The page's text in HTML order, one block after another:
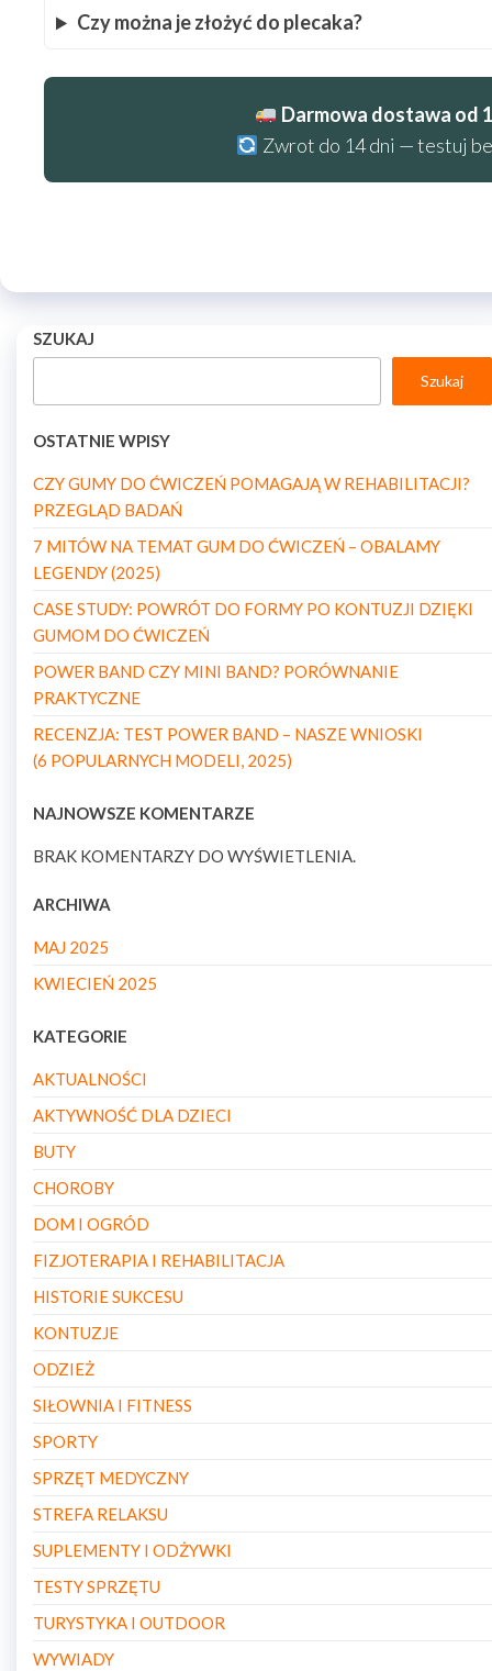
Czy można je złożyć do plecaka?
Darmowa dostawa od
Zwrot do 14 dni — testuj
SZUKAJ
Szukaj
OSTATNIE WPISY
CZY GUMY DO ĆWICZEŃ POMAGAJĄ W REHABILITACJI?
PRZEGLĄD BADAŃ
7 MITÓW NA TEMAT GUM DO ĆWICZEŃ – OBALAMY
LEGENDY (2025)
CASE STUDY: POWRÓT DO FORMY PO KONTUZJI DZIĘKI
GUMOM DO ĆWICZEŃ
POWER BAND CZY MINI BAND? PORÓWNANIE
PRAKTYCZNE
RECENZJA: TEST POWER BAND – NASZE WNIOSKI
(6 POPULARNYCH MODELI, 2025)
NAJNOWSZE KOMENTARZE
BRAK KOMENTARZY DO WYŚWIETLENIA.
ARCHIWA
MAJ 2025
KWIECIEŃ 2025
KATEGORIE
AKTUALNOŚCI
AKTYWNOŚĆ DLA DZIECI
BUTY
CHOROBY
DOM I OGRÓD
FIZJOTERAPIA I REHABILITACJA
HISTORIE SUKCESU
KONTUZJE
ODZIEŻ
SIŁOWNIA I FITNESS
SPORTY
SPRZĘT MEDYCZNY
STREFA RELAKSU
SUPLEMENTY I ODŻYWKI
TESTY SPRZĘTU
TURYSTYKA I OUTDOOR
WYWIADY